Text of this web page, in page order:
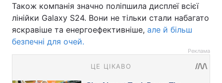
Також компанія значно поліпшила дисплеї всієї
лінійки Galaxy S24. Вони не тільки стали набагато
яскравіше та енергоефективніше, але й більш
безпечні для очей.
Реклама